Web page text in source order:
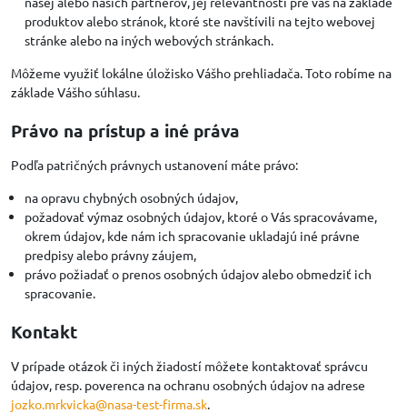
produktov alebo stránok, ktoré ste navštívili na tejto webovej
stránke alebo na iných webových stránkach.
Môžeme využiť lokálne úložisko Vášho prehliadača. Toto robíme na
základe Vášho súhlasu.
Právo na prístup a iné práva
Podľa patričných právnych ustanovení máte právo:
na opravu chybných osobných údajov,
požadovať výmaz osobných údajov, ktoré o Vás spracovávame,
okrem údajov, kde nám ich spracovanie ukladajú iné právne
predpisy alebo právny záujem,
právo požiadať o prenos osobných údajov alebo obmedziť ich
spracovanie.
Kontakt
V prípade otázok či iných žiadostí môžete kontaktovať správcu
údajov, resp. poverenca na ochranu osobných údajov na adrese
jozko.mrkvicka@nasa-test-firma.sk.